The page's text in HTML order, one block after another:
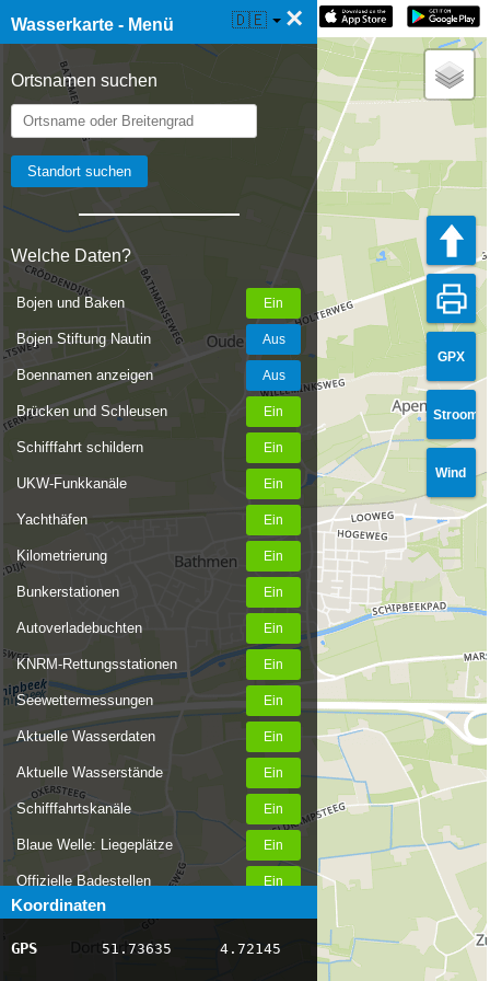
Wasserkarte - Menü ×
Ortsnamen suchen
Welche Daten?
Bojen und Baken
Bojen Stiftung Nautin
Boennamen anzeigen
Brücken und Schleusen
Schifffahrt schildern
UKW-Funkkanäle
Yachthäfen
Kilometrierung
Bunkerstationen
Autoverladebuchten
KNRM-Rettungsstationen
Seewettermessungen
Aktuelle Wasserdaten
Aktuelle Wasserstände
Schifffahrtskanäle
Blaue Welle: Liegeplätze
Offizielle Badestellen
Nachrichten Binnenschifffahrt
AIS-Schiffspositionen
Koordinaten
GPS 51.73635 4.72145
☰ Wasserkarte Live 🇩🇪
GPX
Stroom
Wind